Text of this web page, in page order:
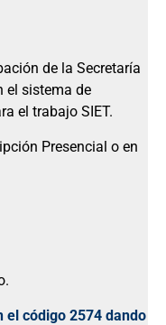
de la Secretaría
el sistema de
el trabajo SIET.
Presencial o en
el código 2574 dando